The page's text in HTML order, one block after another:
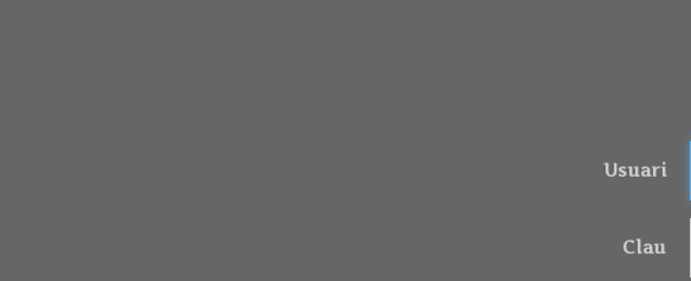
Usuari
Clau